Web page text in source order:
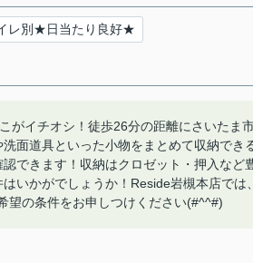
レ別★日当たり良好★
がイチオシ！徒歩26分の距離にさいたま
面道具といった小物をまとめて収納でき
できます！収納はクロゼット・押入など
いかがでしょうか！Reside岩槻本店で
望の条件をお申しつけください(#^^#)